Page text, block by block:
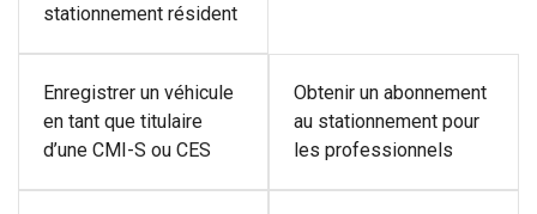
stationnement résident
Enregistrer un véhicule
en tant que titulaire
d’une CMI-S ou CES
Obtenir un abonnement
au stationnement pour
les professionnels